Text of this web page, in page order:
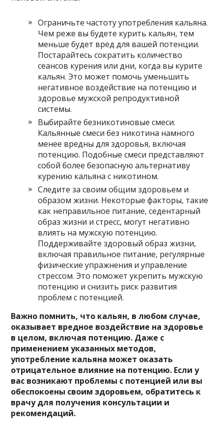
Ограничьте частоту употребления кальяна.
Чем реже вы будете курить кальян, тем
меньше будет вред для вашей потенции.
Постарайтесь сократить количество
сеансов курения или дни, когда вы курите
кальян. Это может помочь уменьшить
негативное воздействие на потенцию и
здоровье мужской репродуктивной
системы.
Выбирайте безникотиновые смеси.
Кальянные смеси без никотина намного
менее вредны для здоровья, включая
потенцию. Подобные смеси представляют
собой более безопасную альтернативу
курению кальяна с никотином.
Следите за своим общим здоровьем и
образом жизни. Некоторые факторы, такие
как неправильное питание, седентарный
образ жизни и стресс, могут негативно
влиять на мужскую потенцию.
Поддерживайте здоровый образ жизни,
включая правильное питание, регулярные
физические упражнения и управление
стрессом. Это поможет укрепить мужскую
потенцию и снизить риск развития
проблем с потенцией.
Важно помнить, что кальян, в любом случае,
оказывает вредное воздействие на здоровье
в целом, включая потенцию. Даже с
применением указанных методов,
употребление кальяна может оказать
отрицательное влияние на потенцию. Если у
вас возникают проблемы с потенцией или вы
обеспокоены своим здоровьем, обратитесь к
врачу для получения консультации и
рекомендаций.